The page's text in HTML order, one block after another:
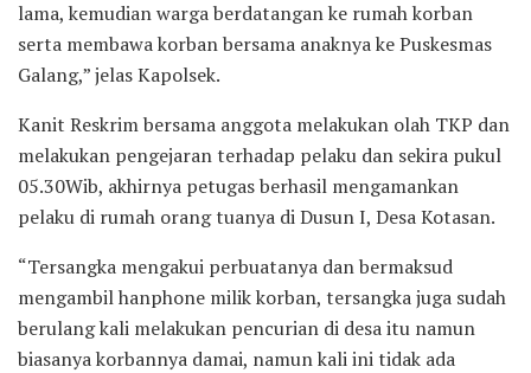
lama, kemudian warga berdatangan ke rumah korban
serta membawa korban bersama anaknya ke Puskesmas
Galang,” jelas Kapolsek.
Kanit Reskrim bersama anggota melakukan olah TKP dan
melakukan pengejaran terhadap pelaku dan sekira pukul
05.30Wib, akhirnya petugas berhasil mengamankan
pelaku di rumah orang tuanya di Dusun I, Desa Kotasan.
“Tersangka mengakui perbuatanya dan bermaksud
mengambil hanphone milik korban, tersangka juga sudah
berulang kali melakukan pencurian di desa itu namun
biasanya korbannya damai, namun kali ini tidak ada